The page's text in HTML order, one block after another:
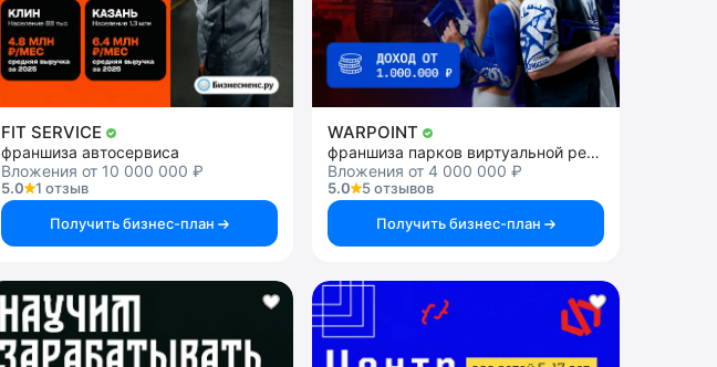
FIT SERVICE
франшиза автосервиса
Вложения от 10 000 000 ₽
5.0
1 отзыв
Получить бизнес-план
WARPOINT
франшиза парков виртуальной реальности
Вложения от 4 000 000 ₽
5.0
5 отзывов
Получить бизнес-план